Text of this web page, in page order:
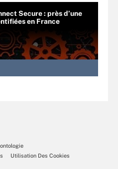
Secure : près d’une
en France
Utilisation Des Cookies